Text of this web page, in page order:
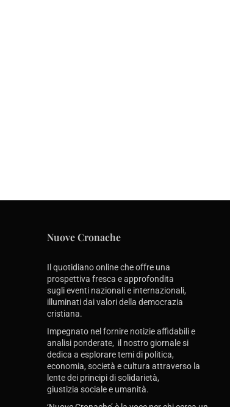
Nuove Cronache
Il quotidiano online che offre una
prospettiva fresca e approfondita
sugli eventi nazionali e internazionali,
illuminati dai valori della democrazia
cristiana.
Impegnato nel fornire notizie affidabili e
analisi ponderate, il nostro giornale si
dedica a esplorare temi di politica,
economia, società e cultura attraverso la
lente dei principi di solidarietà,
giustizia sociale e umanità.